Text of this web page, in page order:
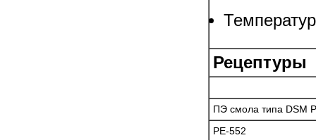
Рецептуры
ПЭ смола типа DSM
PE-552